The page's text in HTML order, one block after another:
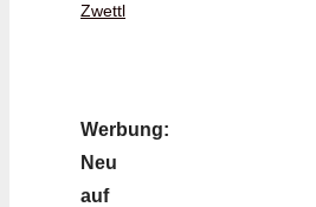
Zwettl
Werbung:
Neu
auf